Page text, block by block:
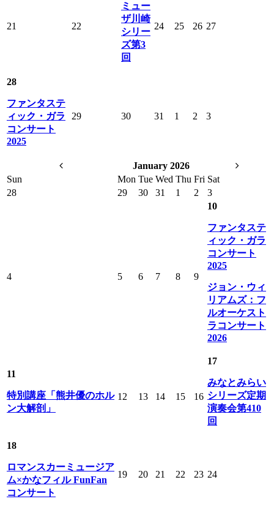
21 22
ミュー
ザ川崎
シリー
ズ第3
回
24 25 26 27
28
ファンタステ
ィック・ガラ
コンサート
2025
29 30 31 1 2 3
January 2026
Sun
Mon Tue Wed Thu Fri Sat
28
29 30 31 1 2 3
4 5 6 7 8 9
10
ファンタステ
ィック・ガラ
コンサート
2025
ジョン・ウィ
リアムズ：フ
ルオーケスト
ラコンサート
2026
11
特別講座「熊井優のホル
ン大解剖」
12 13 14 15 16
17
みなとみらい
シリーズ定期
演奏会第410
回
18
ロマンスカーミュージア
ム×かなフィル FunFan
コンサート
19 20 21 22 23 24